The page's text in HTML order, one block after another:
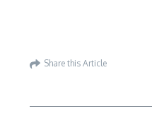
Share this Article